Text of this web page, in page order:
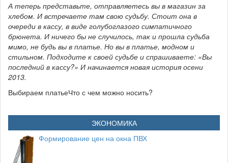
А теперь представьте, отправляетесь вы в магазин за
хлебом. И встречаете там свою судьбу. Стоит она в
очереди в кассу, в виде голубоглазого симпатичного
брюнета. И ничего бы не случилось, так и прошла судьба
мимо, не будь вы в платье. Но вы в платье, модном и
стильном. Подходите к своей судьбе и спрашиваете: «Вы
последний в кассу?» И начинается новая история осени
2013.
Выбираем платьеЧто с чем можно носить?
ЭКОНОМИКА
Формирование цен на окна ПВХ